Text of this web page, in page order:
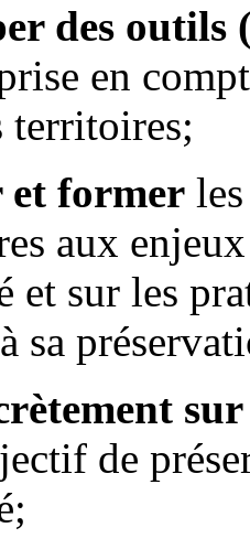
des
en
territoires;
former
aux
et sur les
sa
de